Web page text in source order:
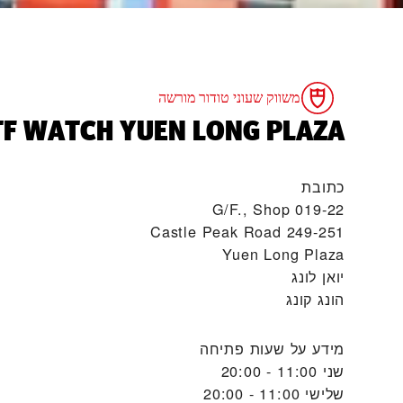
משווק שעוני טודור מורשה
WATCH YUEN LONG PLAZA‬
כתובת
G/F., Shop 019-22
249-251 Castle Peak Road
Yuen Long Plaza
יואן לונג
הונג קונג
מידע על שעות פתיחה
שני 11:00 - 20:00
שלישי 11:00 - 20:00